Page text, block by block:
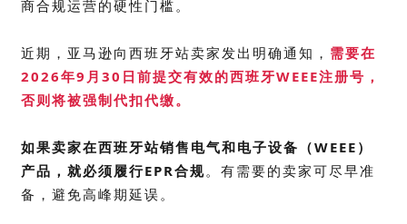
商合规运营的硬性门槛。
近期， 亚马逊向西班牙站卖家发出明确通知 ， 需要在
2026年9月30日前提交有效的西班牙WEEE注册号，
否则将被强制代扣代缴。
如果卖家在西班牙站销售 电气和电子设备（WEEE）
产品，就必须履行EPR合规。 有需要的卖家可尽早准
备，避免高峰期延误。